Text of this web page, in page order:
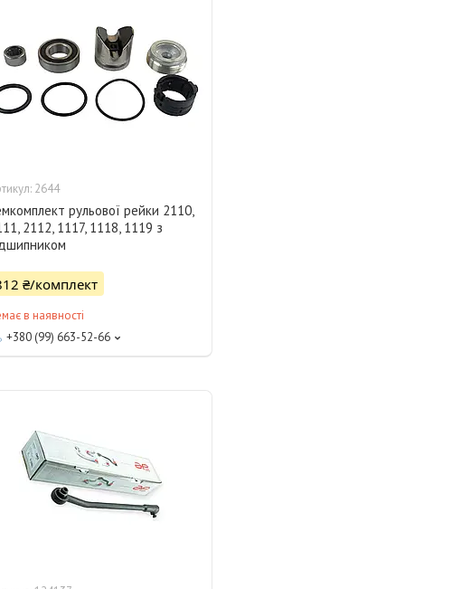
2644
рульової рейки 2110,
2112, 1117, 1118, 1119 з
₴/комплект
в наявності
+380 (99) 663-52-66